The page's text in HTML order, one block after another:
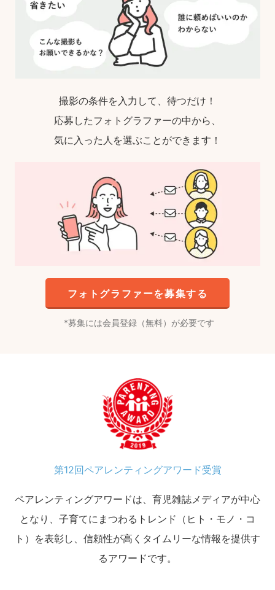
撮影の条件を入力して、待つだけ！
応募したフォトグラファーの中から、
気に入った人を選ぶことができます！
フォトグラファーを募集する
募集には会員登録（無料）が必要です
第12回ペアレンティングアワード受賞
ペアレンティングアワードは、育児雑誌メディアが中心
となり、子育てにまつわるトレンド（ヒト・モノ・コ
ト）を表彰し、信頼性が高くタイムリーな情報を提供す
るアワードです。